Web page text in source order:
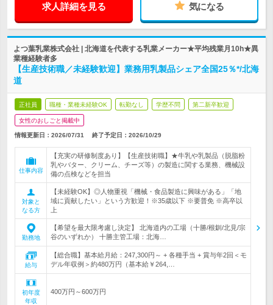
求人詳細を見る 気になる
よつ葉乳業株式会社 | 北海道を代表する乳業メーカー★平均残業月10h★異
業種経験者多
【生産技術職／未経験歓迎】業務用乳製品シェア全国25％*/北海
道
正社員 職種・業種未経験OK 転勤なし 学歴不問 第二新卒歓迎
女性のおしごと掲載中
情報更新日：2026/07/31 終了予定日： 2026/10/29
仕事内容
【充実の研修制度あり】【生産技術職】★牛乳や乳製品（脱脂粉
乳やバター、クリーム、チーズ等）の製造に関する業務、機械設
備の点検などを担当
対象と
なる方
【未経験OK】◎人物重視「機械・食品製造に興味がある」「地
域に貢献したい」という方歓迎！※35歳以下 ※要普免 ※高卒以
上
勤務地
【希望を最大限考慮し決定】 北海道内の工場（十勝/根釧/北見/宗
谷のいずれか） 十勝主管工場：北海…
給与
【総合職】基本給月給：247,300円～ + 各種手当 + 賞与年2回＜モ
デル年収例＞約480万円（基本給￥264,…
初年度
年収
400万円～600万円